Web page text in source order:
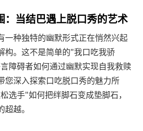
：当结巴遇上脱口秀的艺术
一种独特的幽默形式正在悄然兴起
。这不是简单的"我口吃我骄
障碍者如何通过幽默实现自我救赎
您深入探索口吃脱口秀的魅力所
选手"如何把绊脚石变成垫脚石，
越。